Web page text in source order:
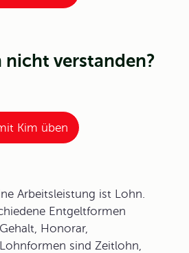
nicht verstanden?
Kim üben
Arbeitsleistung ist Lohn.
Entgeltformen
Honorar,
Lohnformen sind Zeitlohn,